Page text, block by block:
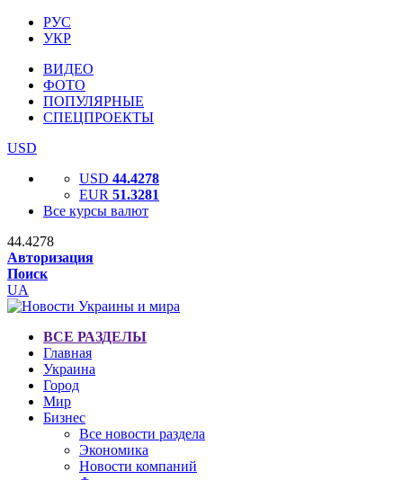
РУС
УКР
ВИДЕО
ФОТО
ПОПУЛЯРНЫЕ
СПЕЦПРОЕКТЫ
USD
USD 44.4278
EUR 51.3281
Все курсы валют
44.4278
Авторизация
Поиск
UA
ВСЕ РАЗДЕЛЫ
Главная
Украина
Город
Мир
Бизнес
Все новости раздела
Экономика
Новости компаний